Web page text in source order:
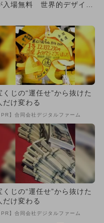
入場無料 世界的デザイナ
くじの“運任せ”から抜けた
だけ変わる
PR】合同会社デジタルファーム
くじの“運任せ”から抜けた
だけ変わる
PR】合同会社デジタルファーム